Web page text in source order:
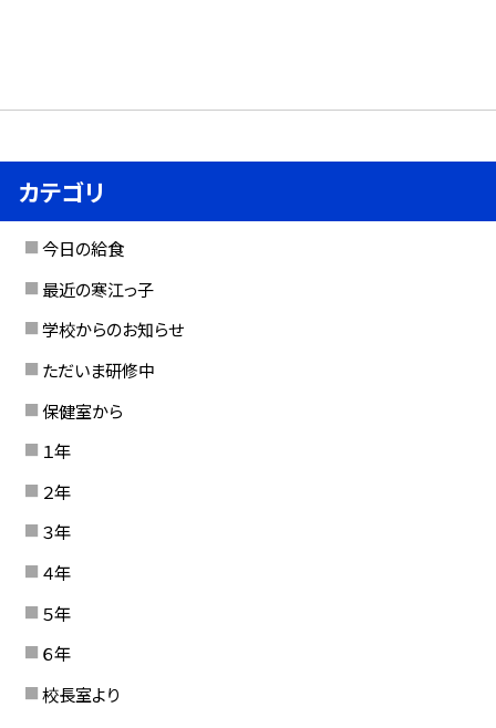
カテゴリ
今日の給食
最近の寒江っ子
学校からのお知らせ
ただいま研修中
保健室から
１年
２年
３年
４年
５年
６年
校長室より